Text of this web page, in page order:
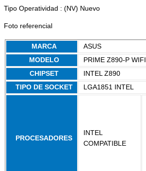
Tipo Operatividad : (NV) Nuevo
Foto referencial
MARCA
ASUS
MODELO
PRIME Z890-P WIFI
CHIPSET
INTEL Z890
TIPO DE SOCKET
LGA1851 INTEL
PROCESADORES
INTEL
COMPATIBLE